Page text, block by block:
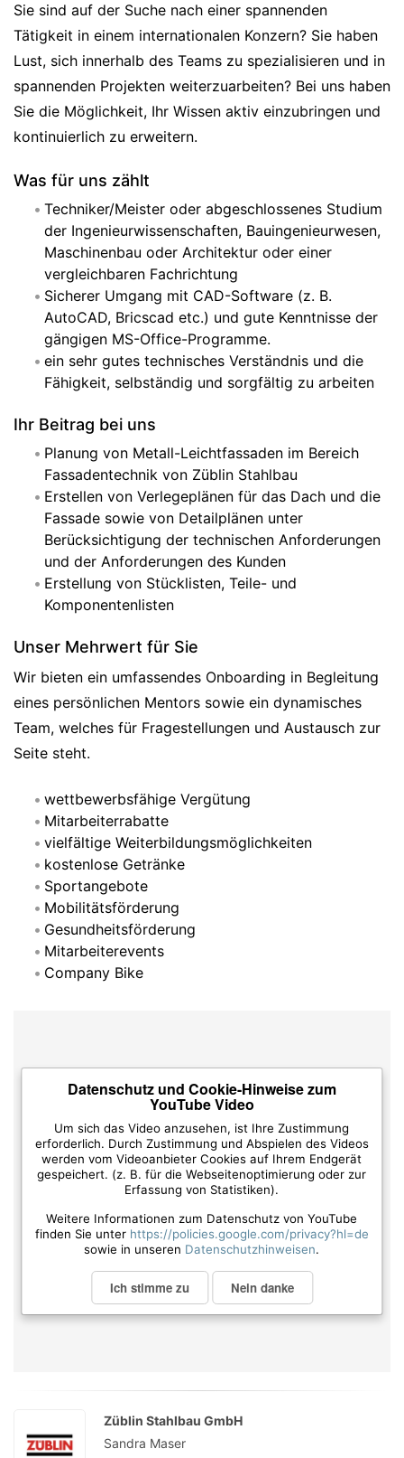
Sie sind auf der Suche nach einer spannenden
Tätigkeit in einem internationalen Konzern? Sie haben
Lust, sich innerhalb des Teams zu spezialisieren und in
spannenden Projekten weiterzuarbeiten? Bei uns haben
Sie die Möglichkeit, Ihr Wissen aktiv einzubringen und
kontinuierlich zu erweitern.
Was für uns zählt
Techniker/Meister oder abgeschlossenes Studium
der Ingenieurwissenschaften, Bauingenieurwesen,
Maschinenbau oder Architektur oder einer
vergleichbaren Fachrichtung
Sicherer Umgang mit CAD-Software (z. B.
AutoCAD, Bricscad etc.) und gute Kenntnisse der
gängigen MS-Office-Programme.
ein sehr gutes technisches Verständnis und die
Fähigkeit, selbständig und sorgfältig zu arbeiten
Ihr Beitrag bei uns
Planung von Metall-Leichtfassaden im Bereich
Fassadentechnik von Züblin Stahlbau
Erstellen von Verlegeplänen für das Dach und die
Fassade sowie von Detailplänen unter
Berücksichtigung der technischen Anforderungen
und der Anforderungen des Kunden
Erstellung von Stücklisten, Teile- und
Komponentenlisten
Unser Mehrwert für Sie
Wir bieten ein umfassendes Onboarding in Begleitung
eines persönlichen Mentors sowie ein dynamisches
Team, welches für Fragestellungen und Austausch zur
Seite steht.
wettbewerbsfähige Vergütung
Mitarbeiterrabatte
vielfältige Weiterbildungsmöglichkeiten
kostenlose Getränke
Sportangebote
Mobilitätsförderung
Gesundheitsförderung
Mitarbeiterevents
Company Bike
Datenschutz und Cookie-Hinweise zum
YouTube Video
Um sich das Video anzusehen, ist Ihre Zustimmung
erforderlich. Durch Zustimmung und Abspielen des Videos
werden vom Videoanbieter Cookies auf Ihrem Endgerät
gespeichert. (z. B. für die Webseitenoptimierung oder zur
Erfassung von Statistiken).
Weitere Informationen zum Datenschutz von YouTube
finden Sie unter https://policies.google.com/privacy?hl=de
sowie in unseren Datenschutzhinweisen.
Ich stimme zu Nein danke
Züblin Stahlbau GmbH
Sandra Maser